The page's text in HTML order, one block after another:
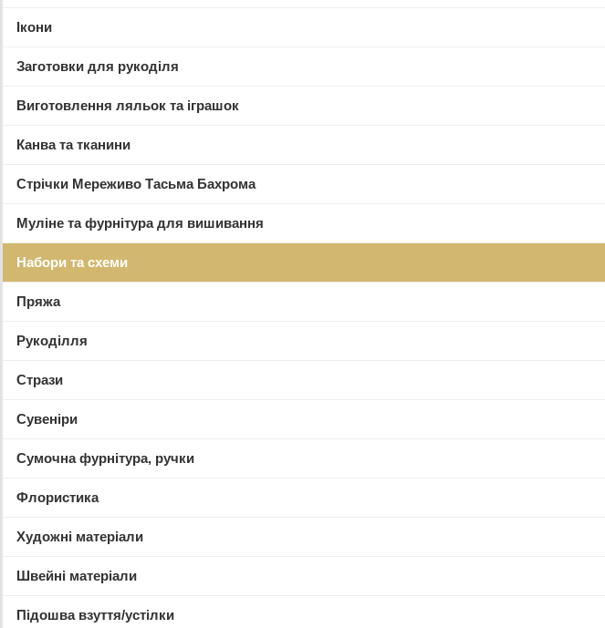
Ікони
Заготовки для рукоділя
Виготовлення ляльок та іграшок
Канва та тканини
Стрічки Мереживо Тасьма Бахрома
Муліне та фурнітура для вишивання
Набори та схеми
Пряжа
Рукоділля
Стрази
Сувеніри
Сумочна фурнітура, ручки
Флористика
Художні матеріали
Швейні матеріали
Підошва взуття/устілки